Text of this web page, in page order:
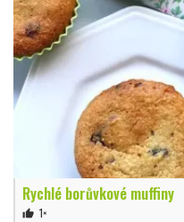
Rychlé borůvkové muffiny
thumb_up 1×